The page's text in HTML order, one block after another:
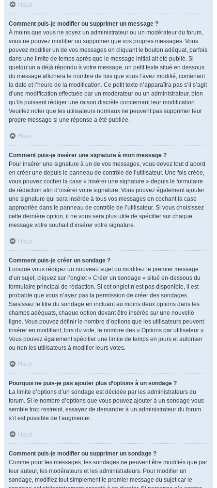
Haut
Comment puis-je modifier ou supprimer un message ?
À moins que vous ne soyez un administrateur ou un modérateur du forum,
vous ne pouvez modifier ou supprimer que vos propres messages. Vous
pouvez modifier un de vos messages en cliquant le bouton adéquat, parfois
dans une limite de temps après que le message initial ait été publié. Si
quelqu’un a déjà répondu à votre message, un petit texte situé en dessous
du message affichera le nombre de fois que vous l’avez modifié, contenant
la date et l’heure de la modification. Ce petit texte n’apparaîtra pas s’il s’agit
d’une modification effectuée par un modérateur ou un administrateur, bien
qu’ils puissent rédiger une raison discrète concernant leur modification.
Veuillez noter que les utilisateurs normaux ne peuvent pas supprimer leur
propre message si une réponse a été publiée.
Haut
Comment puis-je insérer une signature à mon message ?
Pour insérer une signature à un de vos messages, vous devez tout d’abord
en créer une depuis le panneau de contrôle de l’utilisateur. Une fois créée,
vous pouvez cocher la case « Insérer une signature » depuis le formulaire
de rédaction afin d’insérer votre signature. Vous pouvez également ajouter
une signature qui sera insérée à tous vos messages en cochant la case
appropriée dans le panneau de contrôle de l’utilisateur. Si vous choisissez
cette dernière option, il ne vous sera plus utile de spécifier sur chaque
message votre souhait d’insérer votre signature.
Haut
Comment puis-je créer un sondage ?
Lorsque vous rédigez un nouveau sujet ou modifiez le premier message
d’un sujet, cliquez sur l’onglet « Créer un sondage » situé en-dessous du
formulaire principal de rédaction. Si cet onglet n’est pas disponible, il est
probable que vous n’ayez pas la permission de créer des sondages.
Saisissez le titre du sondage en incluant au moins deux options dans les
champs adéquats, chaque option devant être insérée sur une nouvelle
ligne. Vous pouvez définir le nombre d’options que les utilisateurs peuvent
insérer en modifiant, lors du vote, le nombre des « Options par utilisateur ».
Vous pouvez également spécifier une limite de temps en jours et autoriser
ou non les utilisateurs à modifier leurs votes.
Haut
Pourquoi ne puis-je pas ajouter plus d’options à un sondage ?
La limite d’options d’un sondage est décidée par les administrateurs du
forum. Si le nombre d’options que vous pouvez ajouter à un sondage vous
semble trop restreint, essayez de demander à un administrateur du forum
s’il est possible de l’augmenter.
Haut
Comment puis-je modifier ou supprimer un sondage ?
Comme pour les messages, les sondages ne peuvent être modifiés que par
leur auteur, les modérateurs et les administrateurs. Pour modifier un
sondage, modifiez tout simplement le premier message du sujet car le